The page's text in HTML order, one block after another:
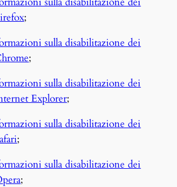
;
sulla disabilitazione dei
;
sulla disabilitazione dei
Explorer;
sulla disabilitazione dei
;
sulla disabilitazione dei
;